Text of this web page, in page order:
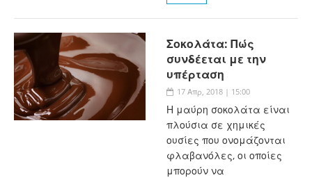
Σοκολάτα: Πώς
συνδέεται με την
υπέρταση
17 Απρ, 2018 | 15:00
Η μαύρη σοκολάτα είναι
πλούσια σε χημικές
ουσίες που ονομάζονται
φλαβανόλες, οι οποίες
μπορούν να